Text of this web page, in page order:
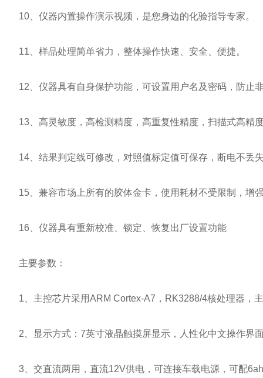
10、仪器内置操作演示视频，是您身边的化验指导专家。
11、样品处理简单省力，整体操作快速、安全、便捷。
12、仪器具有自身保护功能，可设置用户名及密码，防止
13、高灵敏度，高检测精度，高重复性精度，扫描式高精
14、结果判定线可修改，对照值标定值可保存，断电不丢
15、兼容市场上所有的胶体金卡，使用耗材不受限制，增
16、仪器具有重新校准、锁定、恢复出厂设置功能
主要参数：
1、主控芯片采用ARM Cortex-A7，RK3288/4核处理器，
2、显示方式：7英寸液晶触摸屏显示，人性化中文操作界
3、交直流两用，直流12V供电，可连接车载电源，可配